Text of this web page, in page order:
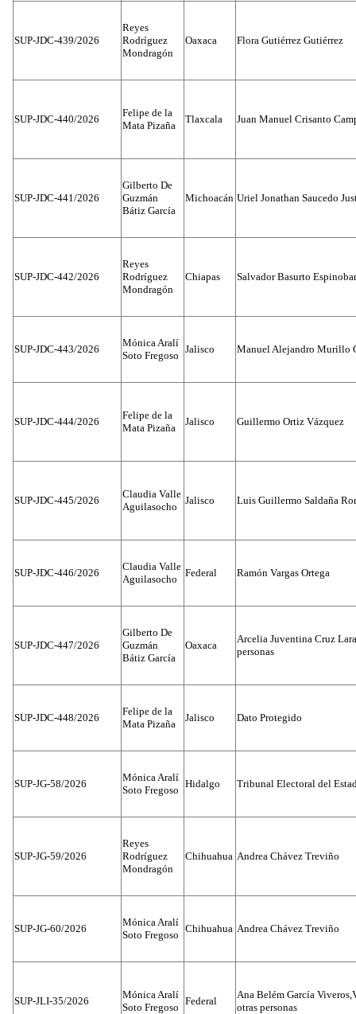
SUP-JDC-439/2026
Reyes
Rodríguez
Mondragón
Oaxaca Flora Gutiérrez Gutiérrez
SUP-JDC-440/2026
Felipe de la
Mata Pizaña
Tlaxcala Juan Manuel Crisanto
SUP-JDC-441/2026
Gilberto De
Guzmán
Bátiz García
Michoacán Uriel Jonathan Saucedo
SUP-JDC-442/2026
Reyes
Rodríguez
Mondragón
Chiapas Salvador Basurto
SUP-JDC-443/2026
Mónica Aralí
Soto Fregoso
Jalisco Manuel Alejandro Murillo
SUP-JDC-444/2026
Felipe de la
Mata Pizaña
Jalisco Guillermo Ortiz Vázquez
SUP-JDC-445/2026
Claudia Valle
Aguilasocho
Jalisco Luis Guillermo Saldaña
SUP-JDC-446/2026
Claudia Valle
Aguilasocho
Federal Ramón Vargas Ortega
SUP-JDC-447/2026
Gilberto De
Guzmán
Bátiz García
Oaxaca
Arcelia Juventina Cruz
personas
SUP-JDC-448/2026
Felipe de la
Mata Pizaña
Jalisco Dato Protegido
SUP-JG-58/2026
Mónica Aralí
Soto Fregoso
Hidalgo Tribunal Electoral del
SUP-JG-59/2026
Reyes
Rodríguez
Mondragón
Chihuahua Andrea Chávez Treviño
SUP-JG-60/2026
Mónica Aralí
Soto Fregoso
Chihuahua Andrea Chávez Treviño
SUP-JLI-35/2026
Mónica Aralí
Soto Fregoso
Federal
Ana Belém García
otras personas